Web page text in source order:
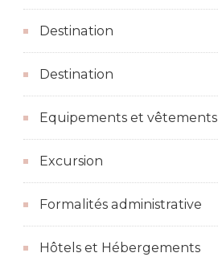
Destination
Destination
Equipements et vêtements
Excursion
Formalités administrative
Hôtels et Hébergements